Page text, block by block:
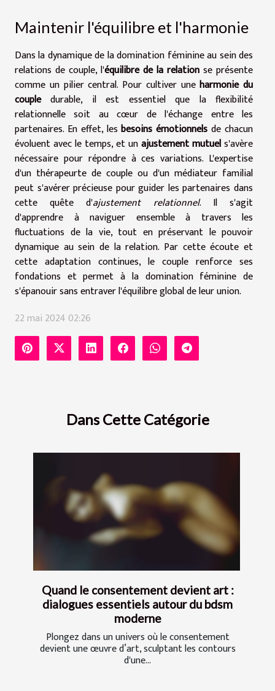
Maintenir l'équilibre et l'harmonie
Dans la dynamique de la domination féminine au sein des
relations de couple, l'équilibre de la relation se présente
comme un pilier central. Pour cultiver uneharmonie du
coupledurable, il est essentiel que la flexibilité
relationnelle soit au cœur de l'échange entre les
partenaires. En effet, lesbesoins émotionnels de chacun
évoluent avec le temps, et unajustement mutuels'avère
nécessaire pour répondre à ces variations. L'expertise
d'un thérapeurte de couple ou d'un médiateur familial
peut s'avérer précieuse pour guider les partenaires dans
cette quête d'ajustement relationnel. Il s'agit
d'apprendre à naviguer ensemble à travers les
fluctuations de la vie, tout en préservant le pouvoir
dynamique au sein de la relation. Par cette écoute et
cette adaptation continues, le couple renforce ses
fondations et permet à la domination féminine de
s'épanouir sans entraver l'équilibre global de leur union.
22 mai 2024 02:26
Dans Cette Catégorie
Quand le consentement devient art :
dialogues essentiels autour du bdsm
moderne
Plongez dans un univers où le consentement
devient une œuvre d’art, sculptant les contours
d'une...